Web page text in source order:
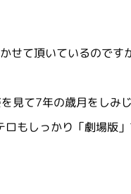
せて頂いているので
見て7年の歳月をしみじ
もしっかり「劇場版